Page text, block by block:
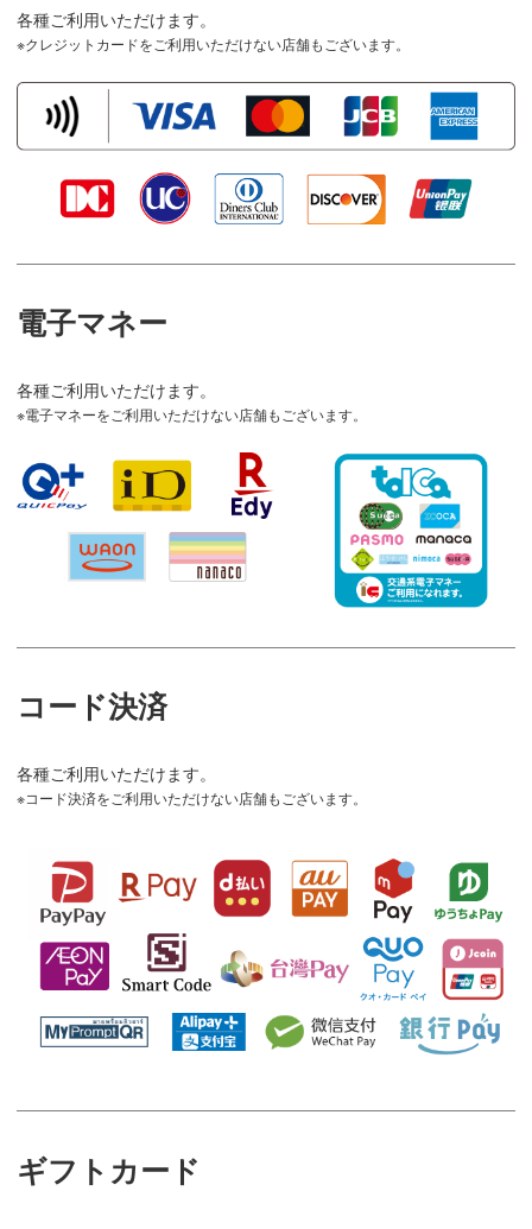
各種ご利用いただけます。
クレジットカードをご利用いただけない店舗もございます。
電子マネー
各種ご利用いただけます。
電子マネーをご利用いただけない店舗もございます。
コード決済
各種ご利用いただけます。
コード決済をご利用いただけない店舗もございます。
ギフトカード